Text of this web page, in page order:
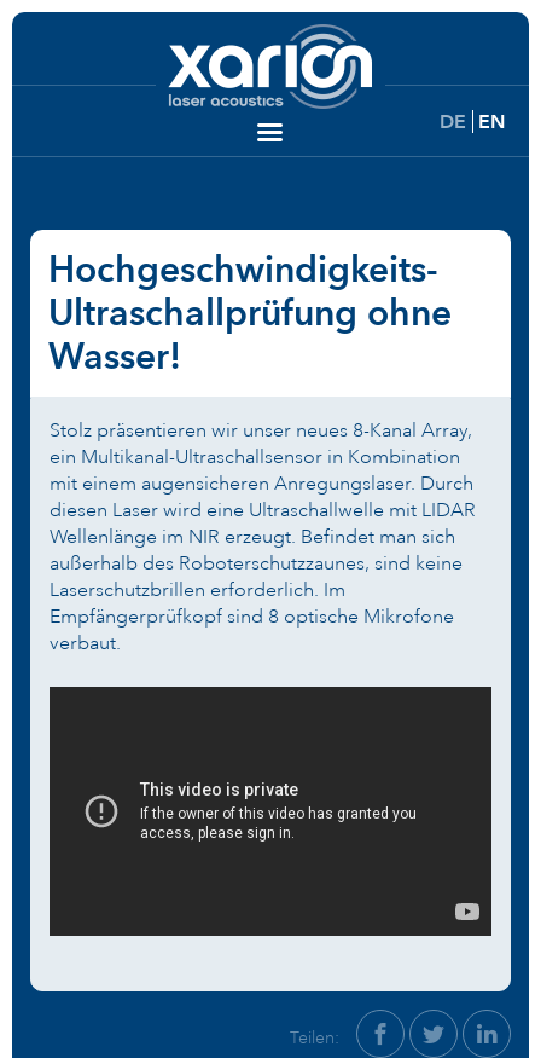
DE EN
Hochgeschwindigkeits-
Ultraschallprüfung ohne
Wasser!
Stolz präsentieren wir unser neues 8-Kanal Array,
ein Multikanal-Ultraschallsensor in Kombination
mit einem augensicheren Anregungslaser. Durch
diesen Laser wird eine Ultraschallwelle mit LIDAR
Wellenlänge im NIR erzeugt. Befindet man sich
außerhalb des Roboterschutzzaunes, sind keine
Laserschutzbrillen erforderlich. Im
Empfängerprüfkopf sind 8 optische Mikrofone
verbaut.
Teilen: